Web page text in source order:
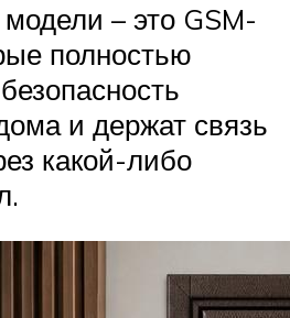
– это GSM-
полностью
и держат связь
какой-либо